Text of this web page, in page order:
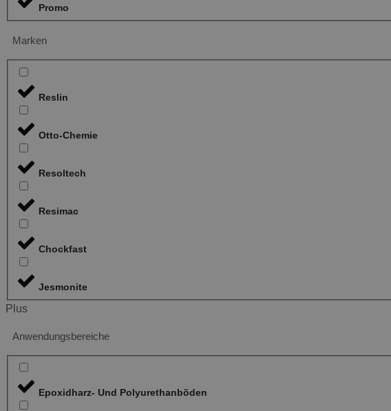
Promo
Marken
Reslin
Otto-Chemie
Resoltech
Resimac
Chockfast
Jesmonite
Plus
Anwendungsbereiche
Epoxidharz- Und Polyurethanböden